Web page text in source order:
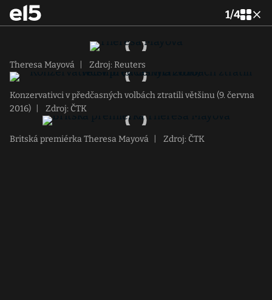
1/4
Theresa Mayová Zdroj: Reuters
Konzervativci v předčasných volbách ztratili většinu (9. června
2016)
Zdroj: ČTK
Britská premiérka Theresa Mayová Zdroj: ČTK